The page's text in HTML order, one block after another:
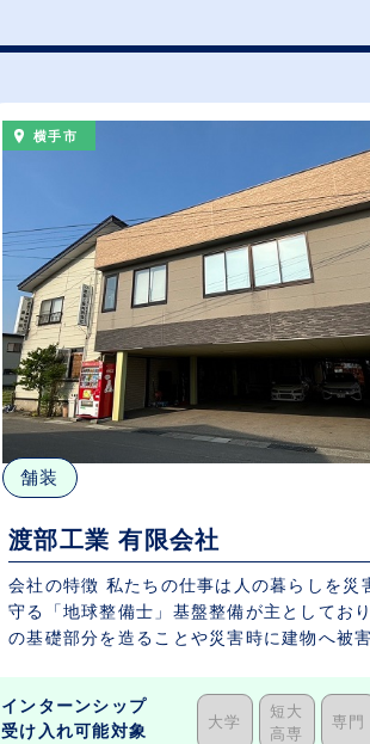
横手市
舗装
渡部工業 有限会社
会社の特徴 私たちの仕事は人の暮らしを災
守る「地球整備士」基盤整備が主としてお
の基礎部分を造ることや災害時に建物へ被
インターンシップ
受け入れ可能対象
大学
短大
高専
専門